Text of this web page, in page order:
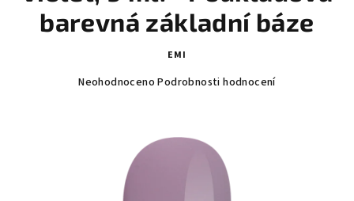
barevná základní báze
EMI
Průměrné
hvězdiček.
Neohodnoceno Podrobnosti hodnocení